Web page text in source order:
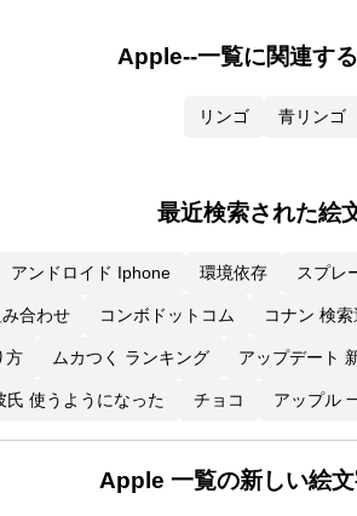
Apple--一覧に関連す
リンゴ 青リンゴ
最近検索された絵
アンドロイド Iphone 環境依存 スプレ
合わせ コンボドットコム コナン 検索
方 ムカつく ランキング アップデート
氏 使うようになった チョコ アップル
Apple 一覧の新しい絵